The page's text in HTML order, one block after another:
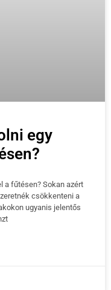
egy
a fűtésen? Sokan azért
csökkenteni a
ugyanis jelentős